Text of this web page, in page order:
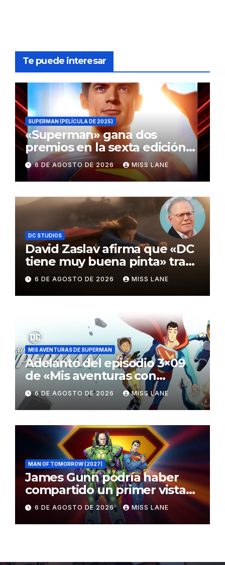
Te puede interesar
SUPERMAN (PELÍCULA DE 2025)
«Superman» gana dos
premios en la sexta edición
de los Critics Choice Super
Awards
6 DE AGOSTO DE 2026 MISS LANE
DC STUDIOS
David Zaslav afirma que «DC
tiene muy buena pinta» tras
el fracaso de «Supergirl»
6 DE AGOSTO DE 2026 MISS LANE
MIS AVENTURAS DE SUPERMAN
Adelanto del episodio 3×09
de «Mis aventuras con
Superman»
6 DE AGOSTO DE 2026 MISS LANE
MAN OF TOMORROW (2027)
James Gunn podría haber
compartido un primer vistazo
al traje de Brainiac
6 DE AGOSTO DE 2026 MISS LANE